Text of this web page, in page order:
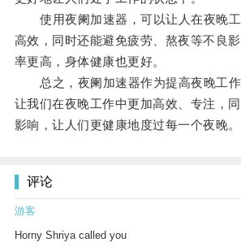
使用夜阑加速器，可以让人在夜晚工
高效，同时还能避免疲劳、熬夜等不良
率更高，身体健康也更好。
总之，夜阑加速器作为提高夜晚工作
让我们在夜晚工作中更加高效、专注，
影响，让人们更健康地度过每一个夜晚。
评论
游客
Horny Shriya called you